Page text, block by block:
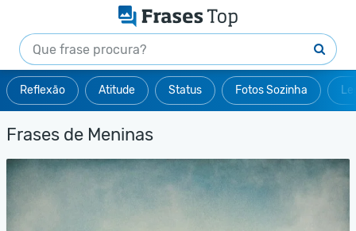
Reflexão Atitude Status Fotos Sozinha
Frases de Meninas